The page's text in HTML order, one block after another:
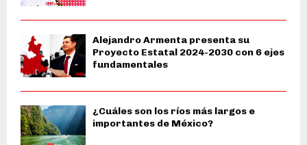
Alejandro Armenta presenta su
Proyecto Estatal 2024-2030 con 6 ejes
fundamentales
¿Cuáles son los ríos más largos e
importantes de México?